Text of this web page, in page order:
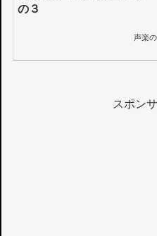
の３
声楽
スポン